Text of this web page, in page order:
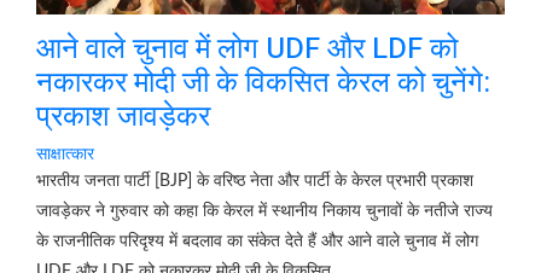
आने वाले चुनाव में लोग UDF और LDF को
नकारकर मोदी जी के विकसित केरल को चुनेंगे:
प्रकाश जावड़ेकर
साक्षात्कार
भारतीय जनता पार्टी [BJP] के वरिष्ठ नेता और पार्टी के केरल प्रभारी प्रकाश
जावड़ेकर ने गुरुवार को कहा कि केरल में स्थानीय निकाय चुनावों के नतीजे राज्य
के राजनीतिक परिदृश्य में बदलाव का संकेत देते हैं और आने वाले चुनाव में लोग